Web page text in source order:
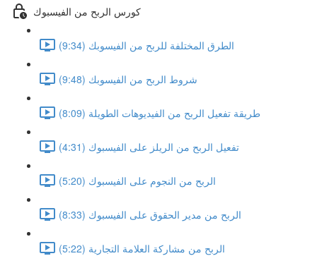
كورس الربح من الفيسبوك
الطرق المختلفة للربح من الفيسوبك (9:34)
شروط الربح من الفيسوبك (9:48)
طريقة تفعيل الربح من الفيديوهات الطويلة (8:09)
تفعيل الربح من الريلز على الفيسبوك (4:31)
الربح من النجوم على الفيسبوك (5:20)
الربح من مدير الحقوق على الفيسبوك (8:33)
الربح من مشاركة العلامة التجارية (5:22)